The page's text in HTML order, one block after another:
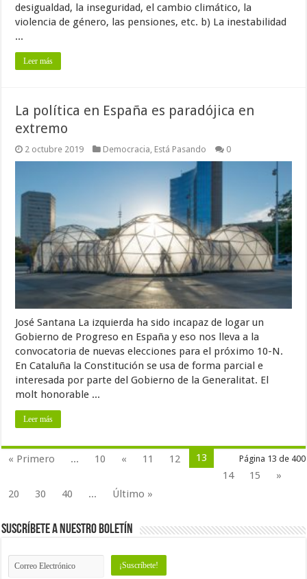
desigualdad, la inseguridad, el cambio climático, la
violencia de género, las pensiones, etc. b) La inestabilidad
...
Leer más
La política en España es paradójica en
extremo
2 octubre 2019 Democracia Está Pasando 0
José Santana La izquierda ha sido incapaz de logar un
Gobierno de Progreso en España y eso nos lleva a la
convocatoria de nuevas elecciones para el próximo 10-N.
En Cataluña la Constitución se usa de forma parcial e
interesada por parte del Gobierno de la Generalitat. El
molt honorable ...
Leer más
Página 13 de 400
« Primero ... 10 « 11 12
13
14
15
»
20
30 40 ... Último »
Suscríbete a nuestro Boletín